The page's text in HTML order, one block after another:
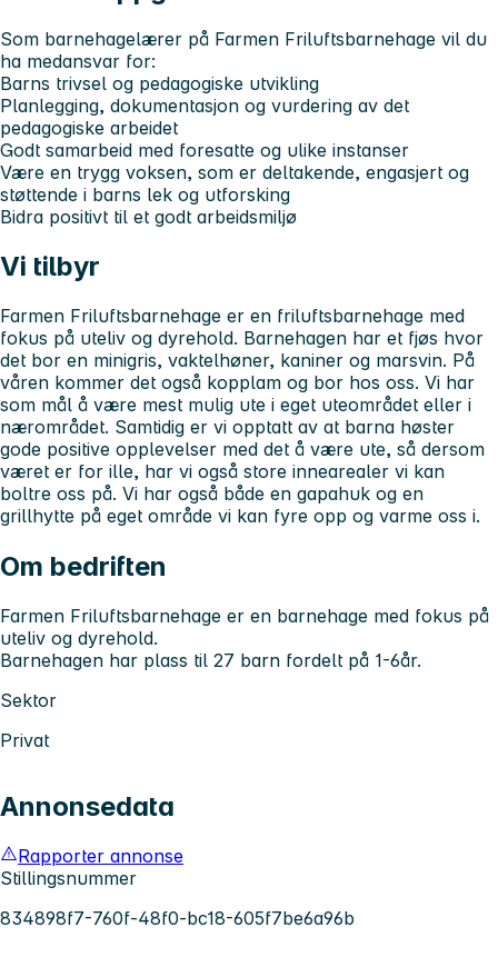
Som barnehagelærer på Farmen Friluftsbarnehage vil du
ha medansvar for:
Barns trivsel og pedagogiske utvikling
Planlegging, dokumentasjon og vurdering av det
pedagogiske arbeidet
Godt samarbeid med foresatte og ulike instanser
Være en trygg voksen, som er deltakende, engasjert og
støttende i barns lek og utforsking
Bidra positivt til et godt arbeidsmiljø
Vi tilbyr
Farmen Friluftsbarnehage er en friluftsbarnehage med
fokus på uteliv og dyrehold. Barnehagen har et fjøs hvor
det bor en minigris, vaktelhøner, kaniner og marsvin. På
våren kommer det også kopplam og bor hos oss. Vi har
som mål å være mest mulig ute i eget uteområdet eller i
nærområdet. Samtidig er vi opptatt av at barna høster
gode positive opplevelser med det å være ute, så dersom
været er for ille, har vi også store innearealer vi kan
boltre oss på. Vi har også både en gapahuk og en
grillhytte på eget område vi kan fyre opp og varme oss i.
Om bedriften
Farmen Friluftsbarnehage er en barnehage med fokus på
uteliv og dyrehold.
Barnehagen har plass til 27 barn fordelt på 1-6år.
Sektor
Privat
Annonsedata
Rapporter annonse
Stillingsnummer
834898f7-760f-48f0-bc18-605f7be6a96b